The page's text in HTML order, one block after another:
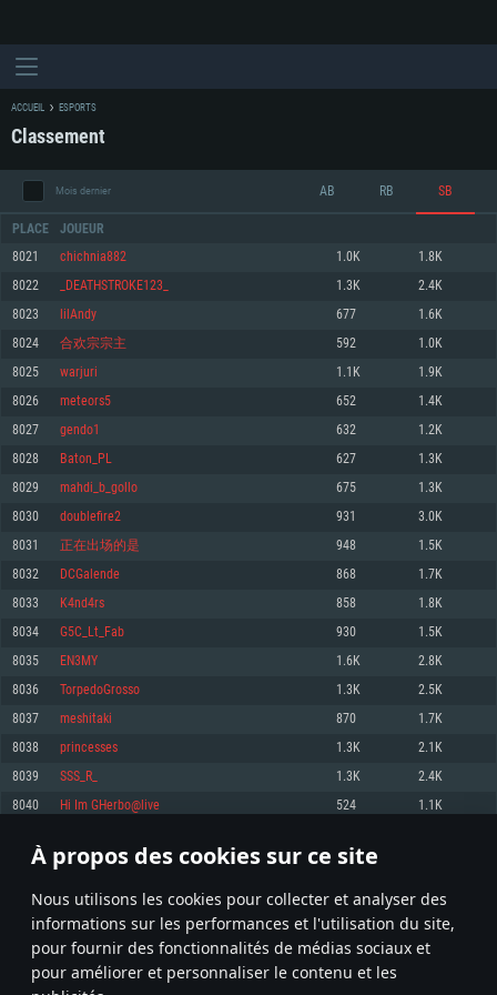
À propos des cookies sur ce site
Nous utilisons les cookies pour collecter et analyser des
informations sur les performances et l'utilisation du site,
pour fournir des fonctionnalités de médias sociaux et
pour améliorer et personnaliser le contenu et les
CONFIGURATION SYSTÈME REQUISE
Minimum
OS: Windows 10 (64 bit)
Processeur: Dual-Core 2.2 GHz
Mémoire: 4 GB
Carte graphique supportant DirectX 11: AMD Radeon 77XX / NVIDIA
GeForce GTX 660. La résolution minimale supportée par le jeu est de 720p
Connection: Connexion Internet à haut débit
Disque dur: 23.1 Go (client minimal)
Recommandée
1060 et plus, Radeon RX 570 et plus.
Disque dur: 75.9 Go (client complet)
Minimum
OS: Mac OS Big Sur 11.0 ou plus récent
Processeur: Core i5, minimum 2.2GHz (Les processeurs Intel Xeon ne sont
pas supportés)
Mémoire: 6 GB
Carte graphique: Intel Iris Pro 5200 (Mac), ou analogue AMD/Nvidia. La
résolution minimale supportée par le jeu est de 720p.
Connection: Connexion Internet à haut débit
Disque dur: 62,2 Go (client minimal)
Recommandée
OS: Mac OS Big Sur 11.0 ou plus récent
Processeur: Core i7 (Les processeurs Intel Xeon ne sont pas supportés)
Mémoire: 8 GB
Carte graphique: Radeon Vega II ou plus avec support de Metal
Disque dur: 62,2 Go (client complet)
Minimum
OS: Les configurations Linux 64 bits les plus modernes
Processeur: Dual-Core 2.4 GHz
Mémoire: 4 GB
Carte graphique: NVIDIA 660 avec les derniers drivers (moins de 6 mois) /
de même pour AMD (La résolution minimale supportée par le jeu est de
720p)
Connection: Connexion Internet à haut débit
Disque dur: 62,2 Go (client minimal)
Recommandée
OS: Ubuntu 20.04 64bit
Processeur: Intel Core i7
Mémoire: 8 GB
Carte graphique: NVIDIA 1060 avec les derniers drivers (moins de 6 mois) /
6 mois et supportant Vulkan
Connection: Connexion Internet à haut débit
Disque dur: 60,2 Go (client complet)
ACCUEIL ESPORTS
Classement
Mois dernier AB RB SB
PLACE JOUEUR
8021 chichnia882 1.0K 1.8K
8022 _DEATHSTROKE123_ 1.3K 2.4K
8023 lilAndy 677 1.6K
8024 合欢宗宗主 592 1.0K
8025 warjuri 1.1K 1.9K
8026 meteors5 652 1.4K
8027 gendo1 632 1.2K
8028 Baton_PL 627 1.3K
8029 mahdi_b_gollo 675 1.3K
8030 doublefire2 931 3.0K
8031 正在出场的是 948 1.5K
8032 DCGalende 868 1.7K
8033 K4nd4rs 858 1.8K
8034 G5C_Lt_Fab 930 1.5K
8035 EN3MY 1.6K 2.8K
8036 TorpedoGrosso 1.3K 2.5K
8037 meshitaki 870 1.7K
8038 princesses 1.3K 2.1K
8039 SSS_R_ 1.3K 2.4K
8040 Hi Im GHerbo@live 524 1.1K
* Classement mis à jour quotidiennement
401 402 403 502